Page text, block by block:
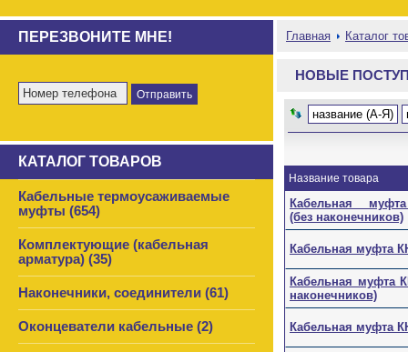
ПЕРЕЗВОНИТЕ МНЕ!
КАТАЛОГ ТОВАРОВ
Кабельные термоусаживаемые
муфты (654)
Комплектующие (кабельная
арматура) (35)
Наконечники, соединители (61)
Оконцеватели кабельные (2)
Главная Каталог
НОВЫЕ
название (А-Я)
Название товара
Кабельная муфта
(без наконечников)
Кабельная муфта
Кабельная муфта
наконечников)
Кабельная муфта